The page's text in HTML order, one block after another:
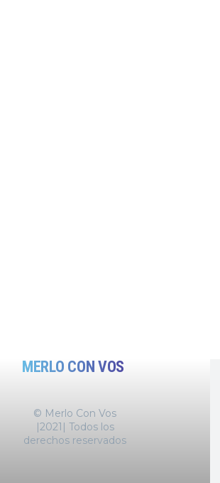
MERLO CON VOS
© Merlo Con Vos
|2021| Todos los
derechos reservados